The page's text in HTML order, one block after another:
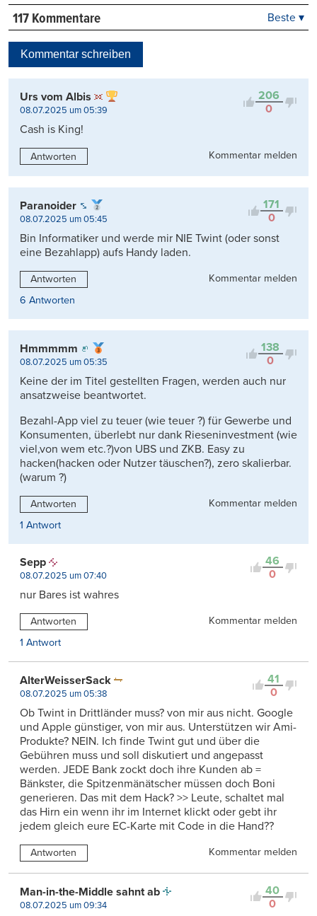
117 Kommentare
Kontrovers
Beste ▾
Kommentar schreiben
206
0
Urs vom Albis
08.07.2025 um 05:39
Cash is King!
Antworten Kommentar melden
171
0
Paranoider
08.07.2025 um 05:45
Bin Informatiker und werde mir NIE Twint (oder sonst
eine Bezahlapp) aufs Handy laden.
Antworten
Kommentar melden
6 Antworten
138
0
Hmmmmm
08.07.2025 um 05:35
Keine der im Titel gestellten Fragen, werden auch nur
ansatzweise beantwortet.
Bezahl-App viel zu teuer (wie teuer ?) für Gewerbe und
Konsumenten, überlebt nur dank Rieseninvestment (wie
viel,von wem etc.?)von UBS und ZKB. Easy zu
hacken(hacken oder Nutzer täuschen?), zero skalierbar.
(warum ?)
Antworten
Kommentar melden
1 Antwort
46
0
Sepp
08.07.2025 um 07:40
nur Bares ist wahres
Antworten
Kommentar melden
1 Antwort
41
0
AlterWeisserSack
08.07.2025 um 05:38
Ob Twint in Drittländer muss? von mir aus nicht. Google
und Apple günstiger, von mir aus. Unterstützen wir Ami-
Produkte? NEIN. Ich finde Twint gut und über die
Gebühren muss und soll diskutiert und angepasst
werden. JEDE Bank zockt doch ihre Kunden ab =
Bänkster, die Spitzenmänätscher müssen doch Boni
generieren. Das mit dem Hack? >> Leute, schaltet mal
das Hirn ein wenn ihr im Internet klickt oder gebt ihr
jedem gleich eure EC-Karte mit Code in die Hand??
Antworten Kommentar melden
40
0
Man-in-the-Middle sahnt ab
08.07.2025 um 09:34